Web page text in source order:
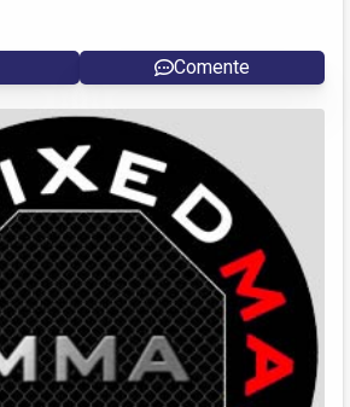
Comente